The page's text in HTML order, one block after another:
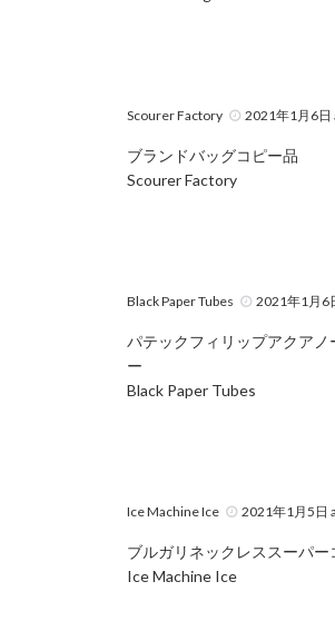
Scourer Factory 2021年1月6日
ブランドバッグコピー品
Scourer Factory
Black Paper Tubes 2021年1月6
パテックフィリップアクア
ー
Black Paper Tubes
Ice Machine Ice 2021年1月5日
ブルガリネックレススーパー
Ice Machine Ice